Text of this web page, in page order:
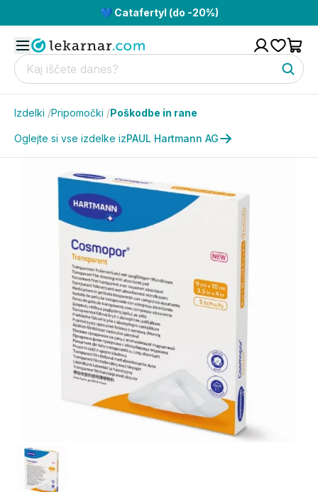
💙 Catafertyl (do -20%)
Izdelki /Pripomočki /Poškodbe in rane
Oglejte si vse izdelke izPAUL Hartmann AG